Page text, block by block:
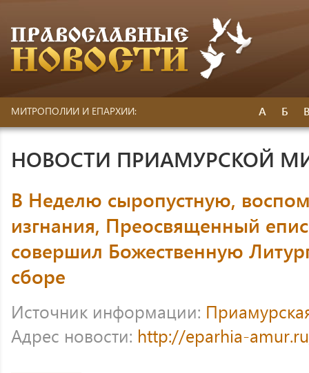
МИТРОПОЛИИ И ЕПАРХИИ: А Б
НОВОСТИ ПРИАМУРСКОЙ
В Неделю сыропустную,
изгнания, Преосвященный
совершил Божественную
сборе
Источник информации:
Адрес новости: http://eparhia-